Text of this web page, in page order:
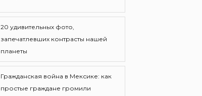
20 удивительных фото,
запечатлевших контрасты нашей
планеты
Гражданская война в Мексике: как
простые граждане громили